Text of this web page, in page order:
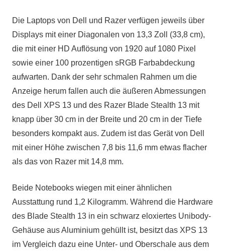
Die Laptops von Dell und Razer verfügen jeweils über
Displays mit einer Diagonalen von 13,3 Zoll (33,8 cm),
die mit einer HD Auflösung von 1920 auf 1080 Pixel
sowie einer 100 prozentigen sRGB Farbabdeckung
aufwarten. Dank der sehr schmalen Rahmen um die
Anzeige herum fallen auch die äußeren Abmessungen
des Dell XPS 13 und des Razer Blade Stealth 13 mit
knapp über 30 cm in der Breite und 20 cm in der Tiefe
besonders kompakt aus. Zudem ist das Gerät von Dell
mit einer Höhe zwischen 7,8 bis 11,6 mm etwas flacher
als das von Razer mit 14,8 mm.
Beide Notebooks wiegen mit einer ähnlichen
Ausstattung rund 1,2 Kilogramm. Während die Hardware
des Blade Stealth 13 in ein schwarz eloxiertes Unibody-
Gehäuse aus Aluminium gehüllt ist, besitzt das XPS 13
im Vergleich dazu eine Unter- und Oberschale aus dem